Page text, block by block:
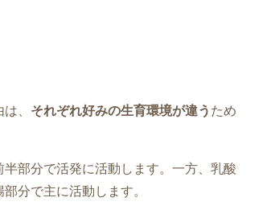
、 それぞれ好みの生育環境が違う ため
部分で活発に活動します。一方、乳酸
分で主に活動します。